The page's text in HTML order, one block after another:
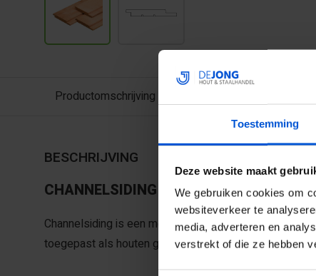
Toestemming
Deze website maakt
We gebruiken cookies om
websiteverkeer te
media, adverteren en
verstrekt of die ze hebben
Productomschrijving
BESCHRIJVING
CHANNELSIDING
Channelsiding is een moderne, verticale
toegepast als houten gevel van woningen, schuren en